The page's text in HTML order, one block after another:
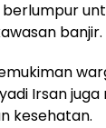
banjir.
Irsan
kesehatan.